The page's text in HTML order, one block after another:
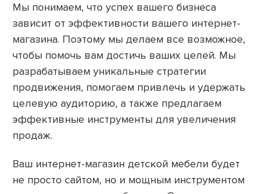
Мы понимаем, что успех вашего бизнеса
зависит от эффективности вашего интернет-
магазина. Поэтому мы делаем все возможное,
чтобы помочь вам достичь ваших целей. Мы
разрабатываем уникальные стратегии
продвижения, помогаем привлечь и удержать
целевую аудиторию, а также предлагаем
эффективные инструменты для увеличения
продаж.
Ваш интернет-магазин детской мебели будет
не просто сайтом, но и мощным инструментом